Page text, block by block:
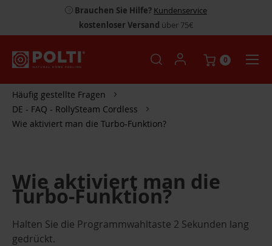
Brauchen Sie Hilfe? Kundenservice
kostenloser Versand über 75€
0
Häufig gestellte Fragen
DE - FAQ - RollySteam Cordless
Wie aktiviert man die Turbo-Funktion?
Wie aktiviert man die
Turbo-Funktion?
Halten Sie die Programmwahltaste 2 Sekunden lang
gedrückt.